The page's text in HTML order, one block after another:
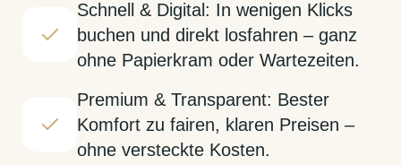
Schnell & Digital: In wenigen Klicks
buchen und direkt losfahren – ganz
ohne Papierkram oder Wartezeiten.
Premium & Transparent: Bester
Komfort zu fairen, klaren Preisen –
ohne versteckte Kosten.